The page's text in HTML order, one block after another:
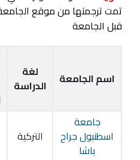
تمت ترجمتها من موقع
قبل الجامعة
اسم الجامعة
لغة
الدراسة
جامعة
اسطنبول جراح
باشا
التركية